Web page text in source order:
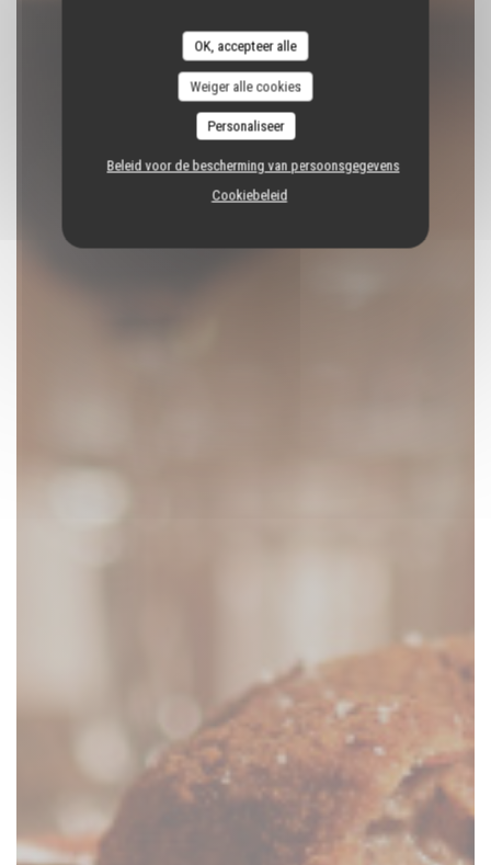
OK, accepteer alle
Weiger alle cookies
Personaliseer
Beleid voor de bescherming van persoonsgegevens
Cookiebeleid